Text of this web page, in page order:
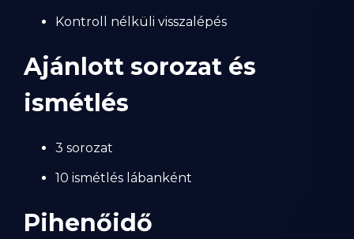
Kontroll nélküli visszalépés
Ajánlott sorozat és
ismétlés
3 sorozat
10 ismétlés lábanként
Pihenőidő